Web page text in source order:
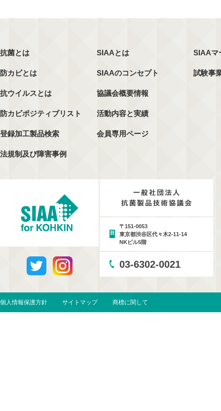
抗菌とは
防カビとは
抗ウイルスとは
防カビポジティブリスト
登録加工製品検索
法規制及び障害事例
SIAAとは
SIAAのコンセプト
協議会概要情報
活動内容と実績
会員専用ページ
SIAAマ
試験事
〒151-0053
東京都渋谷区代々木2-11-14
NKビル5階
03-6302-0021
個人情報保護方針 サイトマップ 商標に関して